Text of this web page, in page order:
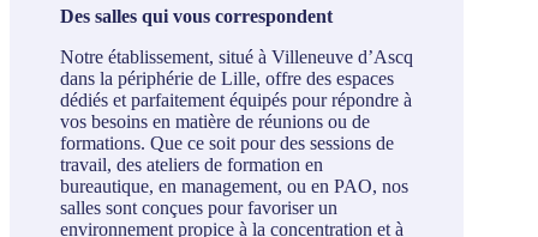
Des salles qui vous correspondent
Notre établissement, situé à Villeneuve d’Ascq
dans la périphérie de Lille, offre des espaces
dédiés et parfaitement équipés pour répondre à
vos besoins en matière de réunions ou de
formations. Que ce soit pour des sessions de
travail, des ateliers de formation en
bureautique, en management, ou en PAO, nos
salles sont conçues pour favoriser un
environnement propice à la concentration et à